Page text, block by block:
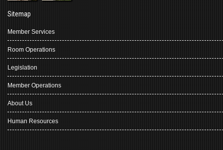
Sitemap
Member Services
Room Operations
Legislation
Member Operations
About Us
Human Resources